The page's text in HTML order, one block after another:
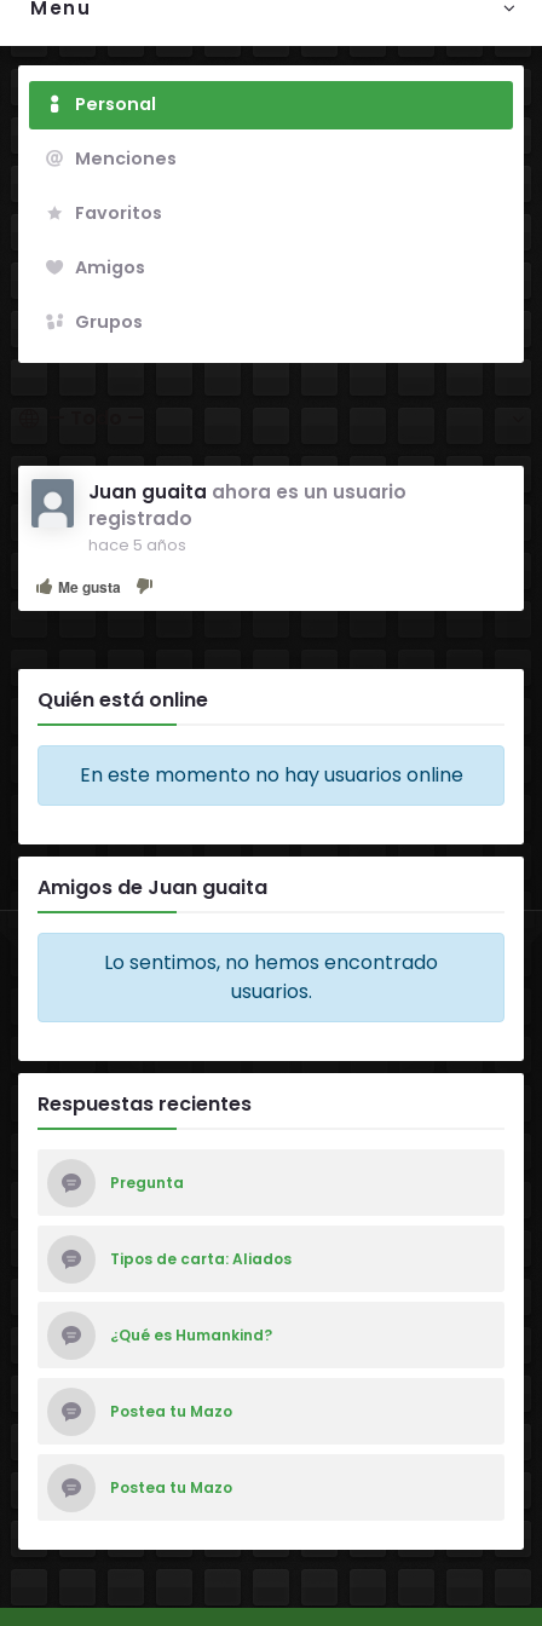
Menu
Personal
Menciones
Favoritos
Amigos
Grupos
Juan guaita ahora es un usuario
registrado
hace 5 años
Me gusta
Quién está online
En este momento no hay usuarios online
Amigos de Juan guaita
Lo sentimos, no hemos encontrado
usuarios.
Respuestas recientes
Pregunta
Tipos de carta: Aliados
¿Qué es Humankind?
Postea tu Mazo
Postea tu Mazo